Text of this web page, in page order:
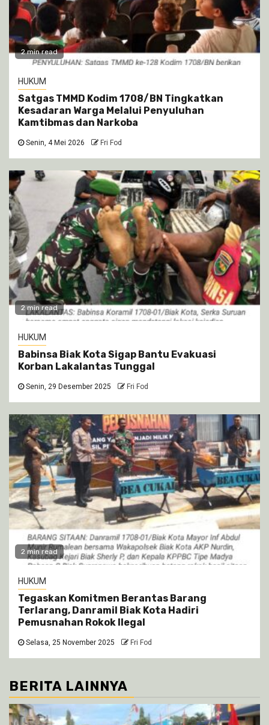
2 min read
HUKUM
Satgas TMMD Kodim 1708/BN Tingkatkan
Kesadaran Warga Melalui Penyuluhan
Kamtibmas dan Narkoba
Senin, 4 Mei 2026 Fri Fod
2 min read
HUKUM
Babinsa Biak Kota Sigap Bantu Evakuasi
Korban Lakalantas Tunggal
Senin, 29 Desember 2025 Fri Fod
2 min read
HUKUM
Tegaskan Komitmen Berantas Barang
Terlarang, Danramil Biak Kota Hadiri
Pemusnahan Rokok Ilegal
Selasa, 25 November 2025 Fri Fod
BERITA LAINNYA